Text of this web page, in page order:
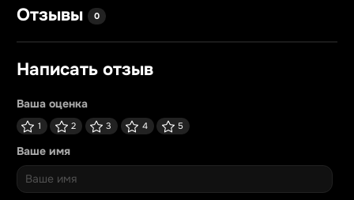
Отзывы 0
Написать отзыв
Ваша оценка
1 2 3 4 5
Ваше имя